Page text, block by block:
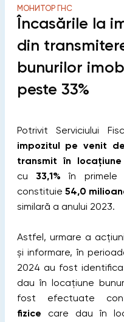
МОНИТОР ГНС
Încasările la
din
bunurilor
peste 33%
Potrivit Serviciului
impozitul pe venit
transmit în
cu 33,1% în primele
constituie 54,0
similară a anului 2023.
Astfel, urmare a
și informare, în
2024 au fost
dau în locațiune
fost efectuate
fizice care dau în